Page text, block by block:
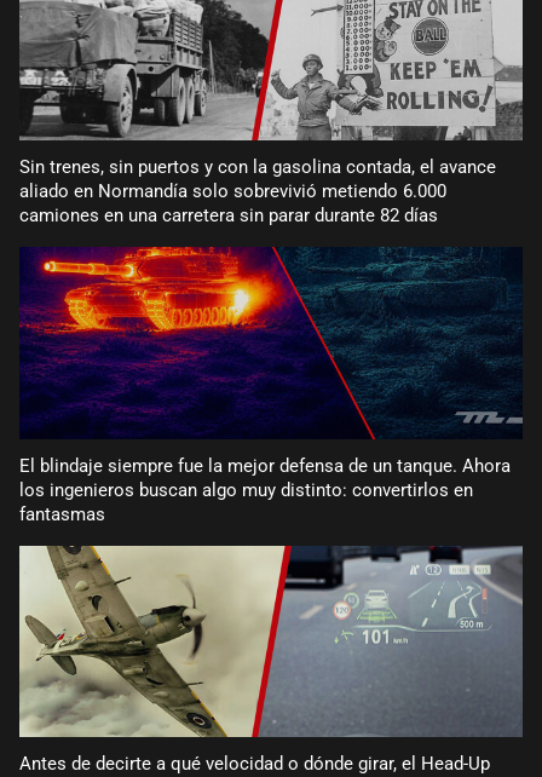
Sin trenes, sin puertos y con la gasolina contada, el avance
aliado en Normandía solo sobrevivió metiendo 6.000
camiones en una carretera sin parar durante 82 días
El blindaje siempre fue la mejor defensa de un tanque. Ahora
los ingenieros buscan algo muy distinto: convertirlos en
fantasmas
Antes de decirte a qué velocidad o dónde girar, el Head-Up